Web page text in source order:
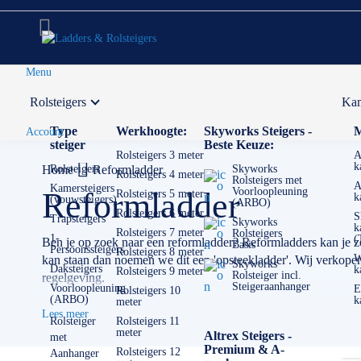
Menu
Rolsteigers
Type
steiger
Rolsteigers
Kamersteigers
(vouwsteigers)
Trapsteigers
1-
Persoonssteigers
Daksteigers
Voorloopleuning
(ARBO)
Rolsteiger
met
Aanhanger
Werkhoogte:
Rolsteigers 3 meter
Rolsteigers 4 meter
Rolsteigers 5 meter
Rolsteigers 6 meter
Rolsteigers 7 meter
Rolsteigers 8 meter
Rolsteigers 9 meter
Rolsteigers 10
meter
Rolsteigers 11
meter
Rolsteigers 12
Skyworks Steigers -
Beste Keuze:
Skyworks
Rolsteigers met
Voorloopleuning
(ARBO)
Skyworks
Rolsteigers
Basis
Skyworks
Rolsteiger incl.
Steigeraanhanger
Altrex Steigers -
Premium & A-
Account
Home Reformladder
Reformladder
Ben je op zoek naar een reformladder? Reformladders kan
kan staan dan noemen we dit een 'opsteekladder'. Wij
regelgeving.
✅Volgende werkdag op locatie
✅Meedenkende klantenservice
✅ Contact:
0511- 40 25 64 mail
Lees meer